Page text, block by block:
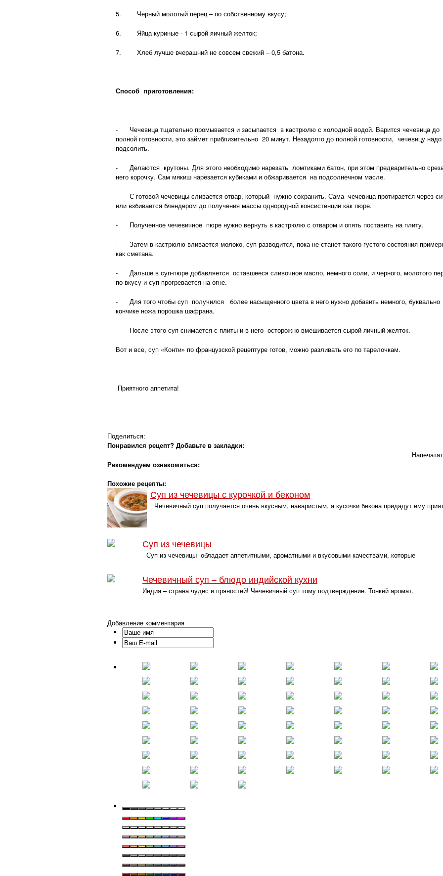
5. Черный молотый перец – по собственному вкусу;
6. Яйца куриные - 1 сырой яичный желток;
7. Хлеб лучше вчерашний не совсем свежий – 0,5 батона.
Способ приготовления:
- Чечевица тщательно промывается и засыпается в кастрюлю с холодной водой. Варится чечевица до
полной готовности, это займет приблизительно 20 минут. Незадолго до полной готовности, чечевицу надо
подсолить.
- Делаются крутоны. Для этого необходимо нарезать ломтиками батон, при этом предварительно
него корочку. Сам мякиш нарезается кубиками и обжаривается на подсолнечном масле.
- С готовой чечевицы сливается отвар, который нужно сохранить. Сама чечевица протирается через
или взбивается блендером до получения массы однородной консистенции как пюре.
- Полученное чечевичное пюре нужно вернуть в кастрюлю с отваром и опять поставить на плиту.
- Затем в кастрюлю вливается молоко, суп разводится, пока не станет такого густого состояния
как сметана.
- Дальше в суп-пюре добавляется оставшееся сливочное масло, немного соли, и черного, молотого
по вкусу и суп прогревается на огне.
- Для того чтобы суп получился более насыщенного цвета в него нужно добавить немного,
кончике ножа порошка шафрана.
- После этого суп снимается с плиты и в него осторожно вмешивается сырой яичный желток.
Вот и все, суп «Конти» по французской рецептуре готов, можно разливать его по тарелочкам.
Приятного аппетита!
Поделиться:
Понравился рецепт? Добавьте в закладки:
Рекомендуем ознакомиться:
Похожие рецепты:
Суп из чечевицы с курочкой и беконом
Чечевичный суп получается очень вкусным, наваристым, а кусочки бекона придадут ему
Суп из чечевицы
Суп из чечевицы обладает аппетитными, ароматными и вкусовыми качествами, которые
Чечевичный суп – блюдо индийской кухни
Индия – страна чудес и пряностей! Чечевичный суп тому подтверждение. Тонкий аромат,
Добавление комментария